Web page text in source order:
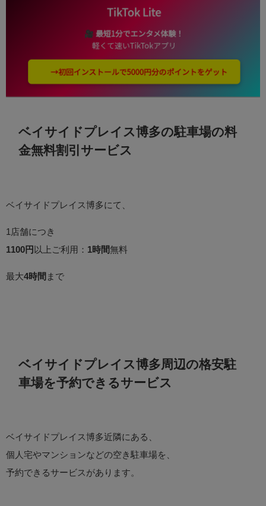
ベイサイドプレイス博多の駐車場の料
金無料割引サービス
ベイサイドプレイス博多にて、
1店舗につき
1100円 以上ご利用： 1時間無料
最大4時間 まで
ベイサイドプレイス博多周辺の格安駐
車場を予約できるサービス
ベイサイドプレイス博多近隣にある、
個人宅やマンションなどの空き駐車場を、
予約できるサービスがあります。